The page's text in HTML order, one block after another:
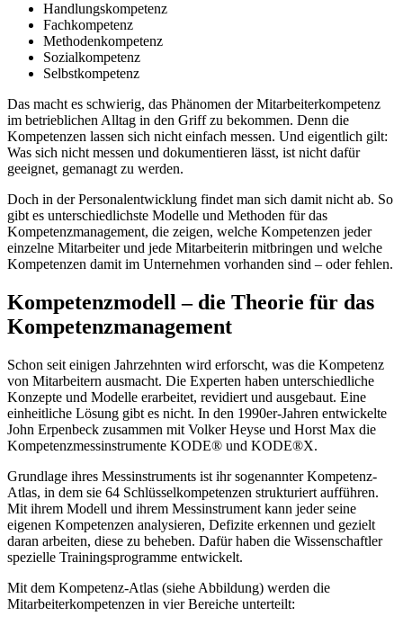
Handlungskompetenz
Fachkompetenz
Methodenkompetenz
Sozialkompetenz
Selbstkompetenz
Das macht es schwierig, das Phänomen der Mitarbeiterkompetenz
im betrieblichen Alltag in den Griff zu bekommen. Denn die
Kompetenzen lassen sich nicht einfach messen. Und eigentlich gilt:
Was sich nicht messen und dokumentieren lässt, ist nicht dafür
geeignet, gemanagt zu werden.
Doch in der Personalentwicklung findet man sich damit nicht ab. So
gibt es unterschiedlichste Modelle und Methoden für das
Kompetenzmanagement, die zeigen, welche Kompetenzen jeder
einzelne Mitarbeiter und jede Mitarbeiterin mitbringen und welche
Kompetenzen damit im Unternehmen vorhanden sind – oder fehlen.
Kompetenzmodell – die Theorie für das
Kompetenzmanagement
Schon seit einigen Jahrzehnten wird erforscht, was die Kompetenz
von Mitarbeitern ausmacht. Die Experten haben unterschiedliche
Konzepte und Modelle erarbeitet, revidiert und ausgebaut. Eine
einheitliche Lösung gibt es nicht. In den 1990er-Jahren entwickelte
John Erpenbeck zusammen mit Volker Heyse und Horst Max die
Kompetenzmessinstrumente KODE® und KODE®X.
Grundlage ihres Messinstruments ist ihr sogenannter Kompetenz-
Atlas, in dem sie 64 Schlüsselkompetenzen strukturiert aufführen.
Mit ihrem Modell und ihrem Messinstrument kann jeder seine
eigenen Kompetenzen analysieren, Defizite erkennen und gezielt
daran arbeiten, diese zu beheben. Dafür haben die Wissenschaftler
spezielle Trainingsprogramme entwickelt.
Mit dem Kompetenz-Atlas (siehe Abbildung) werden die
Mitarbeiterkompetenzen in vier Bereiche unterteilt: